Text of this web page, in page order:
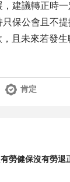
建議轉正時一
保公會且不
且未來若發
肯定
勞健保沒有勞退